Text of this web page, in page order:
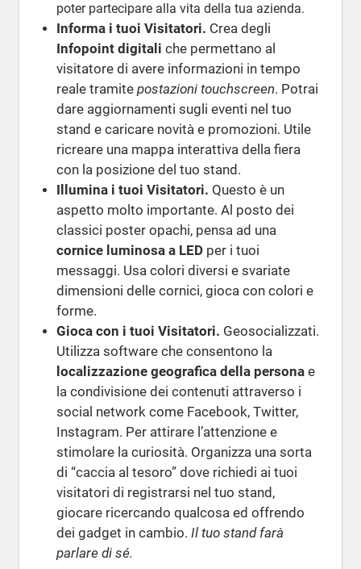
poter partecipare alla vita della tua azienda.
Informa i tuoi Visitatori. Crea degli
Infopoint digitali che permettano al
visitatore di avere informazioni in tempo
reale tramite postazioni touchscreen. Potrai
dare aggiornamenti sugli eventi nel tuo
stand e caricare novità e promozioni. Utile
ricreare una mappa interattiva della fiera
con la posizione del tuo stand.
Illumina i tuoi Visitatori. Questo è un
aspetto molto importante. Al posto dei
classici poster opachi, pensa ad una
cornice luminosa a LEDper i tuoi
messaggi. Usa colori diversi e svariate
dimensioni delle cornici, gioca con colori e
forme.
Gioca con i tuoi Visitatori. Geosocializzati.
Utilizza software che consentono la
localizzazione geografica della personae
la condivisione dei contenuti attraverso i
social network come Facebook, Twitter,
Instagram. Per attirare l’attenzione e
stimolare la curiosità. Organizza una sorta
di “caccia al tesoro” dove richiedi ai tuoi
visitatori di registrarsi nel tuo stand,
giocare ricercando qualcosa ed offrendo
dei gadget in cambio. Il tuo stand farà
parlare di sé.